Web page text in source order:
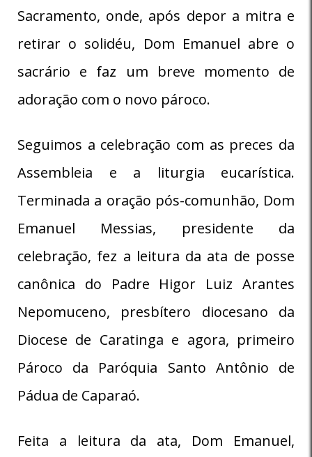
Sacramento, onde, após depor a mitra e
retirar o solidéu, Dom Emanuel abre o
sacrário e faz um breve momento de
adoração com o novo pároco.
Seguimos a celebração com as preces da
Assembleia e a liturgia eucarística.
Terminada a oração pós-comunhão, Dom
Emanuel Messias, presidente da
celebração, fez a leitura da ata de posse
canônica do Padre Higor Luiz Arantes
Nepomuceno, presbítero diocesano da
Diocese de Caratinga e agora, primeiro
Pároco da Paróquia Santo Antônio de
Pádua de Caparaó.
Feita a leitura da ata, Dom Emanuel,